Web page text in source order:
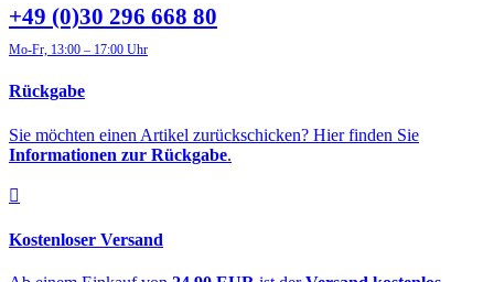
+49 (0)30 296 668 80
Mo-Fr, 13:00 – 17:00 Uhr
Rückgabe
Sie möchten einen Artikel zurückschicken? Hier finden Sie
Informationen zur Rückgabe.
Kostenloser Versand